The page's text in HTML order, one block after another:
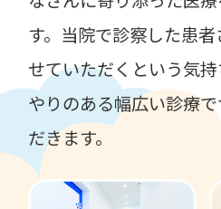
す。当院で診察した患
せていただくという気
やりのある幅広い診療
だきます。